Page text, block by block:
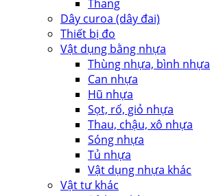
Thang
Dây curoa (dây đai)
Thiết bị đo
Vật dụng bằng nhựa
Thùng nhựa, bình nhựa
Can nhựa
Hũ nhựa
Sọt, rổ, giỏ nhựa
Thau, chậu, xô nhựa
Sóng nhựa
Tủ nhựa
Vật dụng nhựa khác
Vật tư khác